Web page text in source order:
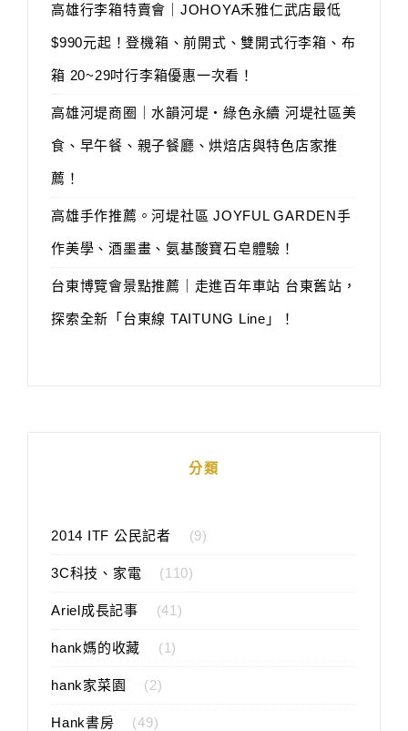
高雄行李箱特賣會｜JOHOYA禾雅仁武店最低
$990元起！登機箱、前開式、雙開式行李箱、布
箱 20~29吋行李箱優惠一次看！
高雄河堤商圈｜水韻河堤‧綠色永續 河堤社區美
食、早午餐、親子餐廳、烘焙店與特色店家推
薦！
高雄手作推薦。河堤社區 JOYFUL GARDEN手
作美學、酒墨畫、氨基酸寶石皂體驗！
台東博覽會景點推薦｜走進百年車站 台東舊站，
探索全新「台東線 TAITUNG Line」！
分類
2014 ITF 公民記者 (9)
3C科技、家電 (110)
Ariel成長記事 (41)
hank媽的收藏 (1)
hank家菜園 (2)
Hank書房 (49)